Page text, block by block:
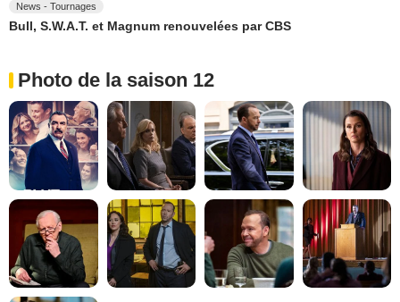
News - Tournages
Bull, S.W.A.T. et Magnum renouvelées par CBS
Photo de la saison 12